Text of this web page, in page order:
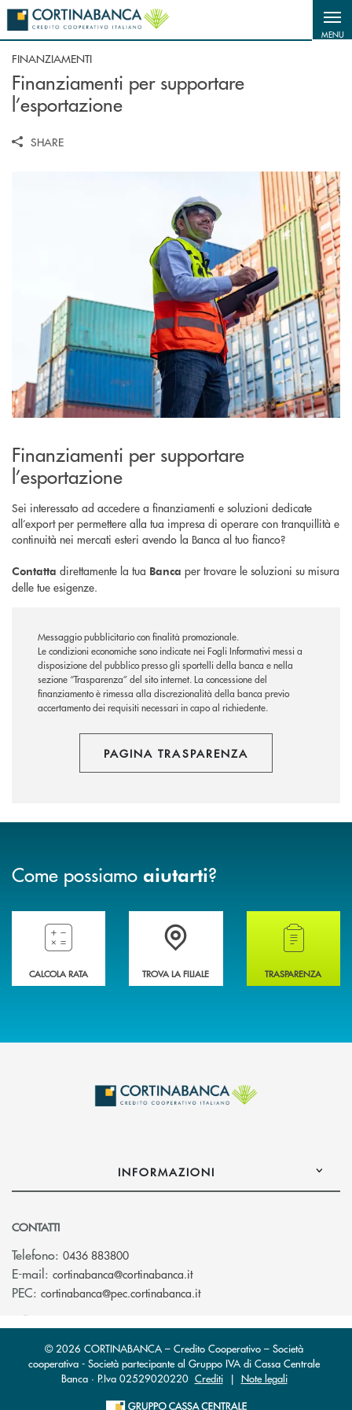
Salta al contenuto principale
MENU
FINANZIAMENTI
Finanziamenti per supportare
l’esportazione
SHARE
Finanziamenti per supportare
l’esportazione
Sei interessato ad accedere a finanziamenti e soluzioni dedicate
all’export per permettere alla tua impresa di operare con tranquillità e
continuità nei mercati esteri avendo la Banca al tuo fianco?
Contatta direttamente la tua Banca per trovare le soluzioni su misura
delle tue esigenze.
Messaggio pubblicitario con finalità promozionale.
Le condizioni economiche sono indicate nei Fogli Informativi messi a
disposizione del pubblico presso gli sportelli della banca e nella
sezione “Trasparenza” del sito internet.La concessione del
finanziamento è rimessa alla discrezionalità della banca previo
accertamento dei requisiti necessari in capo al richiedente.
PAGINA TRASPARENZA
Come possiamo aiutarti?
Compila il preventivatore e calcola la rata del mutuo
CALCOLA RATA
Accedi all' elenco completo delle filiali della
TROVA LA FILIALE
Hai bisogno di
TRASPARENZA
INFORMAZIONI
CONTATTI
Telefono: 0436 883800
E-mail: cortinabanca@cortinabanca.it(si apre l’app di posta
PEC: cortinabanca@pec.cortinabanca.it(si apre l’app di posta
© 2026 CORTINABANCA – Credito Cooperativo – Società
cooperativa - Società partecipante al Gruppo IVA di Cassa Centrale
Banca · P.Iva 02529020220 Crediti| Note legali